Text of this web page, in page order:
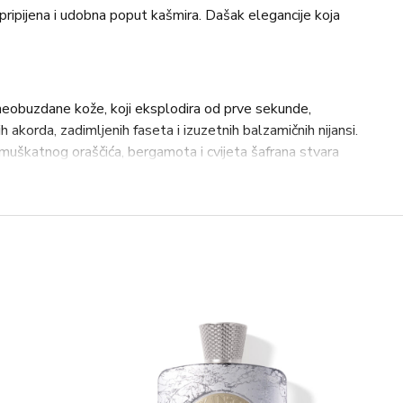
i udobna poput kašmira. Dašak elegancije koja
kože, koji eksplodira od prve sekunde,
akorda, zadimljenih faseta i izuzetnih balzamičnih nijansi.
oraščića, bergamota i cvijeta šafrana stvara
note antilop kože. Obogaćen mekim i svilenkastim
dubokim i tajanstvenim notama Cypriola i Gurjum
šafrana, ružičasti papar, muškatni oraščić
ružino drvo
kože, korica cimeta, pačuli, vetiver, gurjum balzam,